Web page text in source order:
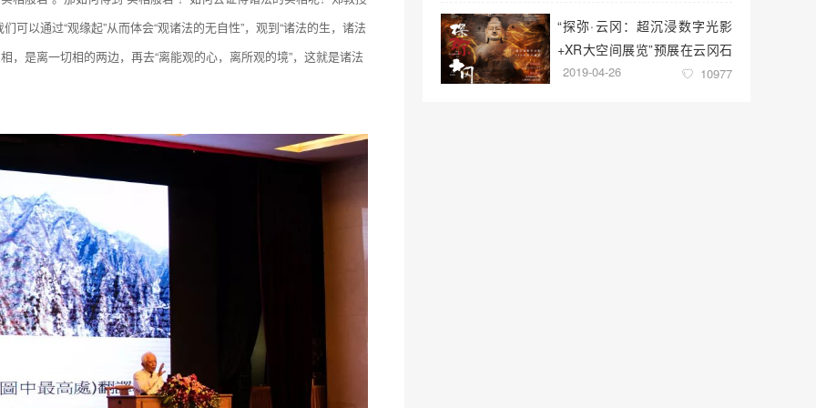
可以通过“观缘起”从而体会“观诸法的无自性”，观到“诸法的生，诸法
，是离一切相的两边，再去“离能观的心，离所观的境”，这就是诸法
“探弥·云冈：超沉浸数字光影
+XR大空间展览”预展在云冈石
窟云冈美术馆启幕
2019-04-26 10977